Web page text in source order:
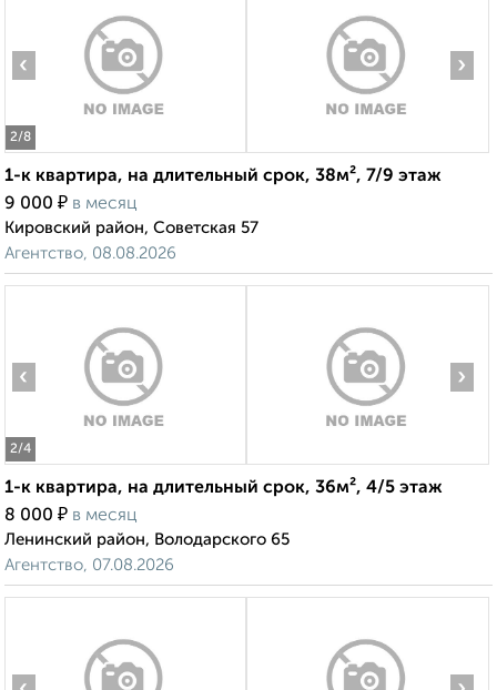
2/8
‹ ›
1-к квартира, на длительный срок, 38м², 7/9 этаж
9 000 ₽ в месяц
Кировский район, Советская 57
Агентство, 08.08.2026
2/4
‹ ›
1-к квартира, на длительный срок, 36м², 4/5 этаж
8 000 ₽ в месяц
Ленинский район, Володарского 65
Агентство, 07.08.2026